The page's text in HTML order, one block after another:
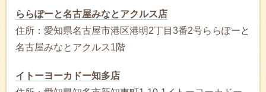
ららぽーと名古屋みなとアクルス店
住所：愛知県名古屋市港区港明2丁目3番2号ららぽーと
名古屋みなとアクルス1階
イトーヨーカドー知多店